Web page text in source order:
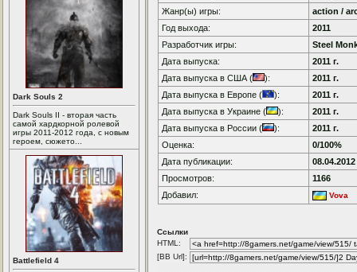
Dark Souls 2
Dark Souls II - вторая часть
самой хардкорной ролевой
игры 2011-2012 года, с новым
героем, сюжето...
Battlefield 4
Жанр(ы) игры:
action /
Год выхода:
2011
Разработчик игры:
Steel
Дата выпуска:
2011 г.
Дата выпуска в США (
):
2011 г.
Дата выпуска в Европе (
):
2011 г.
Дата выпуска в Украине (
):
2011 г.
Дата выпуска в России (
):
2011 г.
Оценка:
0/100%
Дата публикации:
08.04.2012
Просмотров:
1166
Добавил:
Vova
Ссылки
HTML:
[BB Url]: